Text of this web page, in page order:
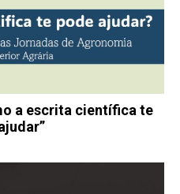
a escrita científica te